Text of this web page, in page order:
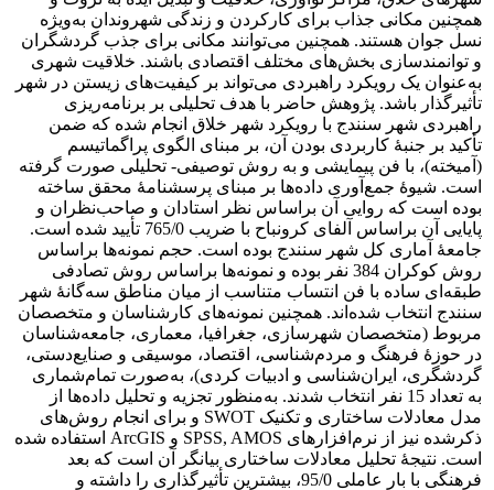
همچنین مکانی جذاب برای کارکردن و زندگی شهروندان به‌ویژه
نسل جوان هستند. همچنین می‌توانند مکانی برای جذب گردشگران
و توانمندسازی بخش‌های مختلف اقتصادی باشند. خلاقیت شهری
به‌عنوان یک رویکرد راهبردی می‌تواند بر کیفیت‌های زیستن در شهر
تأثیرگذار باشد. پژوهش حاضر با هدف تحلیلی بر برنامه‌ریزی
راهبردی شهر سنندج با رویکرد شهر خلاق انجام‌ شده که ضمن
تأکید بر جنبۀ کاربردی بودن آن، بر مبنای الگوی پراگماتیسم
(آمیخته)، با فن پیمایشی و به روش توصیفی- تحلیلی صورت گرفته
است. شیوۀ جمع‌آوری داده‌ها بر مبنای پرسشنامۀ محقق ساخته
بوده است که روایی آن براساس نظر استادان و صاحب‌نظران و
پایایی آن براساس آلفای کرونباح با ضریب 765/0 تأیید شده است.
جامعۀ آماری کل شهر سنندج بوده است. حجم نمونه‌ها براساس
روش کوکران 384 نفر بوده و نمونه‌ها براساس روش تصادفی
طبقه‌ای ساده با فن انتساب متناسب از میان مناطق سه‌گانۀ شهر
سنندج انتخاب ‌شده‌اند. همچنین نمونه‌های کارشناسان و متخصصان
مربوط (متخصصان شهرسازی، جغرافیا، معماری، جامعه‌شناسان
در حوزۀ فرهنگ و مردم‌شناسی، اقتصاد، موسیقی و صنایع‌دستی،
گردشگری، ایران‌شناسی و ادبیات کردی)، به‌صورت تمام‌شماری
به تعداد 15 نفر انتخاب شدند. به‌منظور تجزیه ‌و تحلیل داده‌ها از
مدل معادلات ساختاری و تکنیک SWOT و برای انجام روش‌های
ذکرشده نیز از نرم‌افزارهای SPSS, AMOS و ArcGIS استفاده ‌شده
است. نتیجۀ تحلیل معادلات ساختاری بیانگر آن است که بعد
فرهنگی با بار عاملی 95/0، بیشترین تأثیرگذاری را داشته و